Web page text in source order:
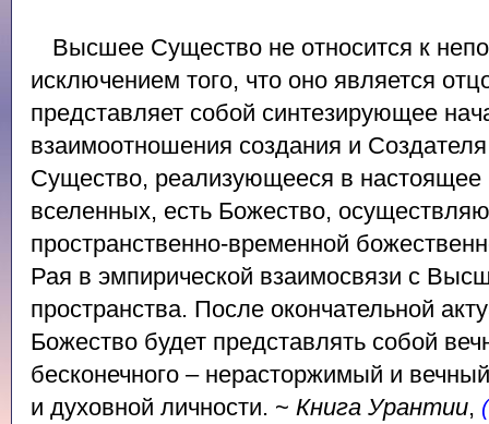
Высшее Существо не относится к
исключением того, что оно является
представляет собой синтезирующее
взаимоотношения создания и
Существо, реализующееся в
вселенных, есть Божество,
пространственно-временной
Рая в эмпирической взаимосвязи с
пространства. После окончательной
Божество будет представлять собой
бесконечного – нерасторжимый и
и духовной личности. ~ Книга Урантии,